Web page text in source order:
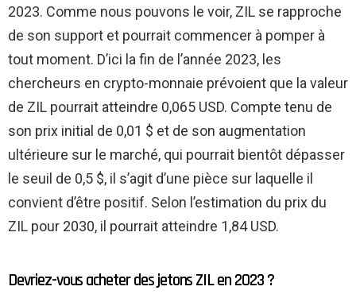
2023. Comme nous pouvons le voir, ZIL se rapproche
de son support et pourrait commencer à pomper à
tout moment. D’ici la fin de l’année 2023, les
chercheurs en crypto-monnaie prévoient que la valeur
de ZIL pourrait atteindre 0,065 USD. Compte tenu de
son prix initial de 0,01 $ et de son augmentation
ultérieure sur le marché, qui pourrait bientôt dépasser
le seuil de 0,5 $, il s’agit d’une pièce sur laquelle il
convient d’être positif. Selon l’estimation du prix du
ZIL pour 2030, il pourrait atteindre 1,84 USD.
Devriez-vous acheter des jetons ZIL en 2023 ?